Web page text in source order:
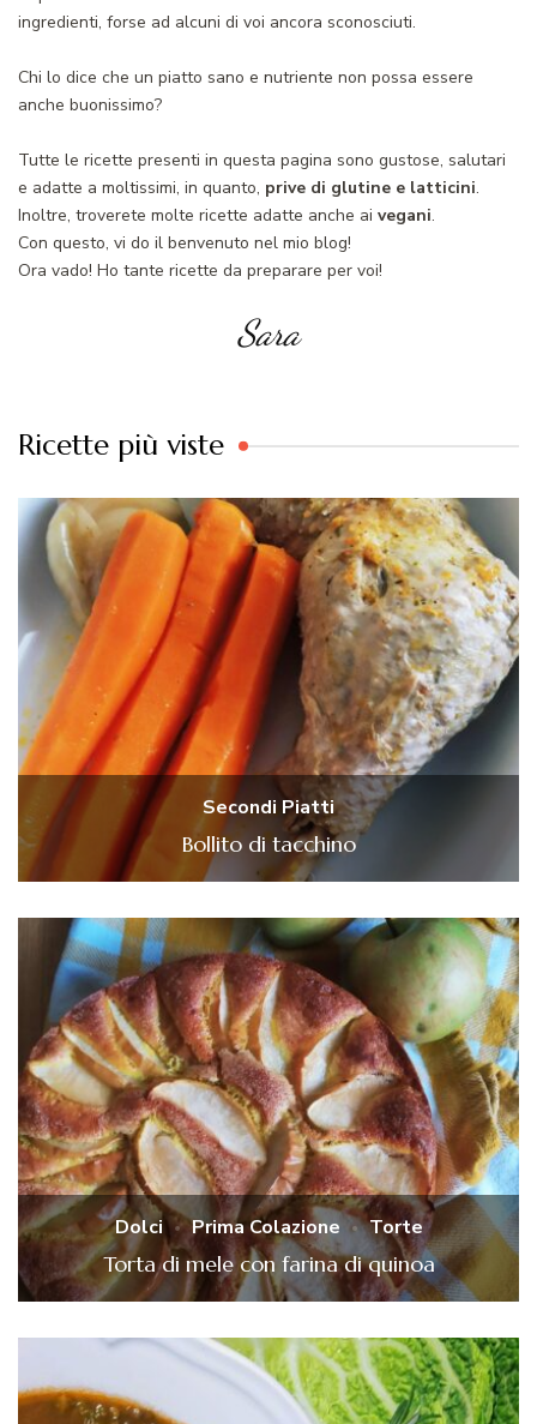
ingredienti, forse ad alcuni di voi ancora sconosciuti.
Chi lo dice che un piatto sano e nutriente non possa essere
anche buonissimo?
Tutte le ricette presenti in questa pagina sono gustose, salutari
e adatte a moltissimi, in quanto, prive di glutine e latticini.
Inoltre, troverete molte ricette adatte anche ai vegani.
Con questo, vi do il benvenuto nel mio blog!
Ora vado! Ho tante ricette da preparare per voi!
Sara
Ricette più viste
Secondi Piatti
Bollito di tacchino
Dolci Prima Colazione Torte
Torta di mele con farina di quinoa